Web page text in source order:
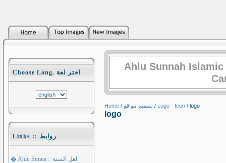
Choose Lang. اختر لغة
Links :: روابط
� Ahlu Sunna :: اهل السنة
Ahlu Sunnah
Home / تصميم مواقع / Logo - Icon / logo
logo